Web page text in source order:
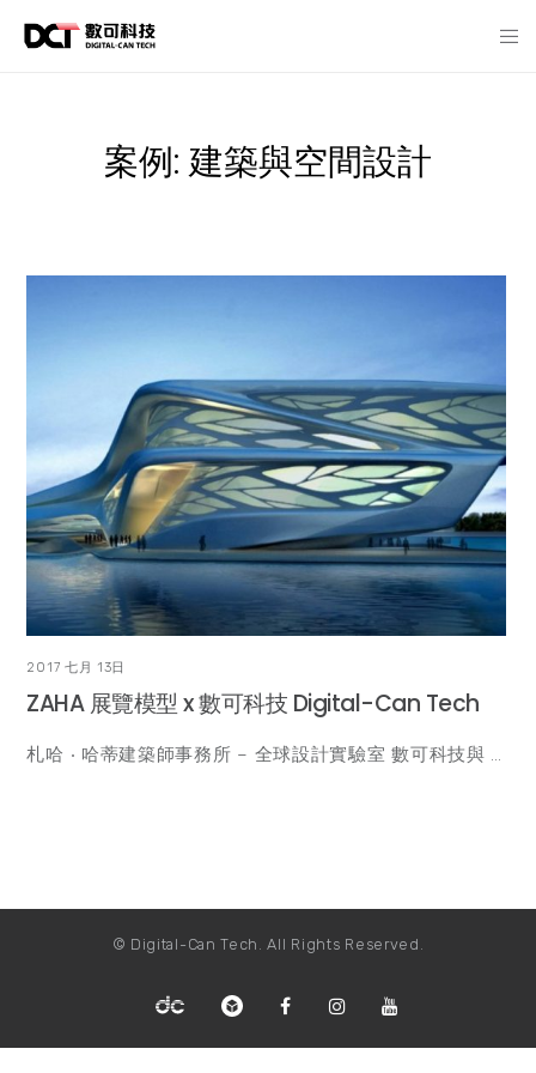
案例: 建築與空間設計
2017 七月 13日
ZAHA 展覽模型 x 數可科技 Digital-Can Tech
札哈 ‧ 哈蒂建築師事務所 – 全球設計實驗室 數可科技與 …
© Digital-Can Tech. All Rights Reserved.